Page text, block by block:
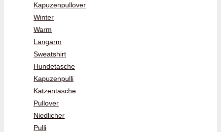
Kapuzenpullover
Winter
Warm
Langarm
Sweatshirt
Hundetasche
Kapuzenpulli
Katzentasche
Pullover
Niedlicher
Pulli